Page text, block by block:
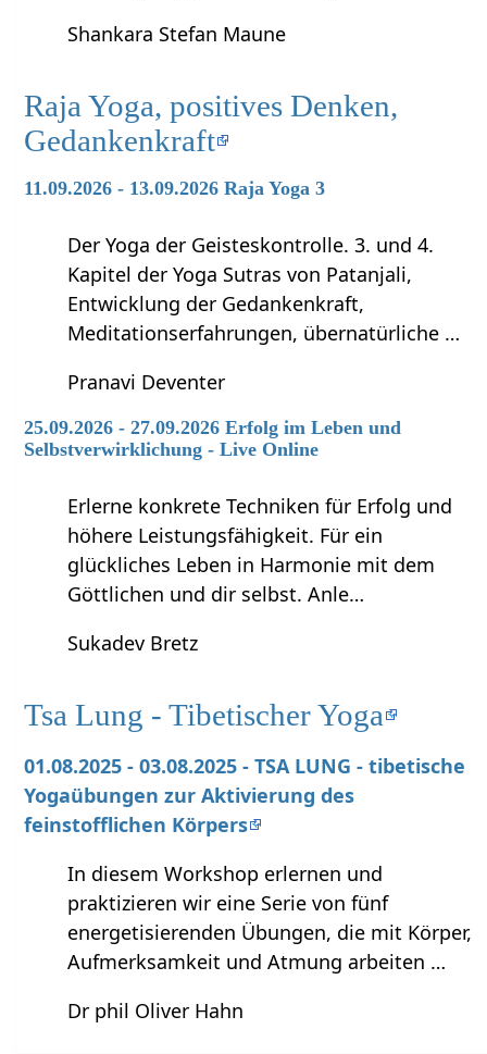
Shankara Stefan Maune
Raja Yoga, positives Denken,
Gedankenkraft
11.09.2026 - 13.09.2026 Raja Yoga 3
Der Yoga der Geisteskontrolle. 3. und 4.
Kapitel der Yoga Sutras von Patanjali,
Entwicklung der Gedankenkraft,
Meditationserfahrungen, übernatürliche …
Pranavi Deventer
25.09.2026 - 27.09.2026 Erfolg im Leben und
Selbstverwirklichung - Live Online
Erlerne konkrete Techniken für Erfolg und
höhere Leistungsfähigkeit. Für ein
glückliches Leben in Harmonie mit dem
Göttlichen und dir selbst. Anle…
Sukadev Bretz
Tsa Lung - Tibetischer Yoga
01.08.2025 - 03.08.2025 - TSA LUNG - tibetische
Yogaübungen zur Aktivierung des
feinstofflichen Körpers
In diesem Workshop erlernen und
praktizieren wir eine Serie von fünf
energetisierenden Übungen, die mit Körper,
Aufmerksamkeit und Atmung arbeiten …
Dr phil Oliver Hahn